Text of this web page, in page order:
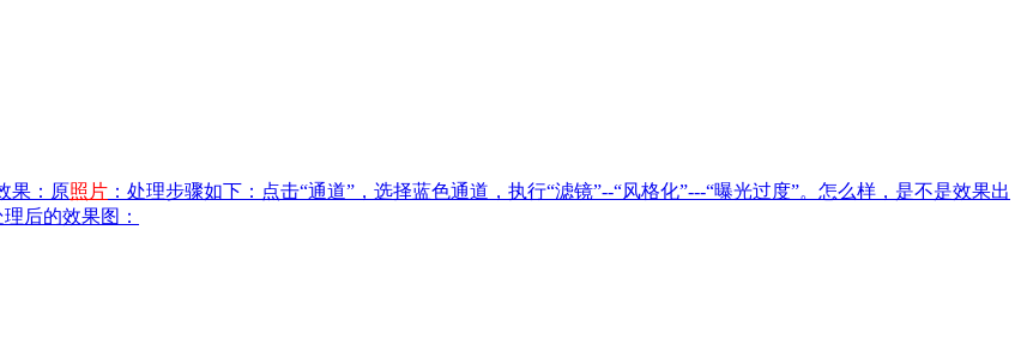
果：原照片 ：处理步骤如下：点击“通道”，选择蓝色通道，执行“滤镜”--“风格化”---“曝光过度”。怎么样，是不是效果出
后的效果图：